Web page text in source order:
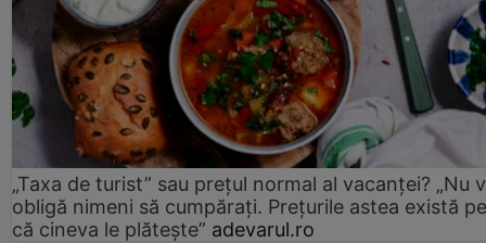
„Taxa de turist” sau prețul normal al vacanței? „Nu
obligă nimeni să cumpărați. Prețurile astea există
că cineva le plătește” adevarul.ro